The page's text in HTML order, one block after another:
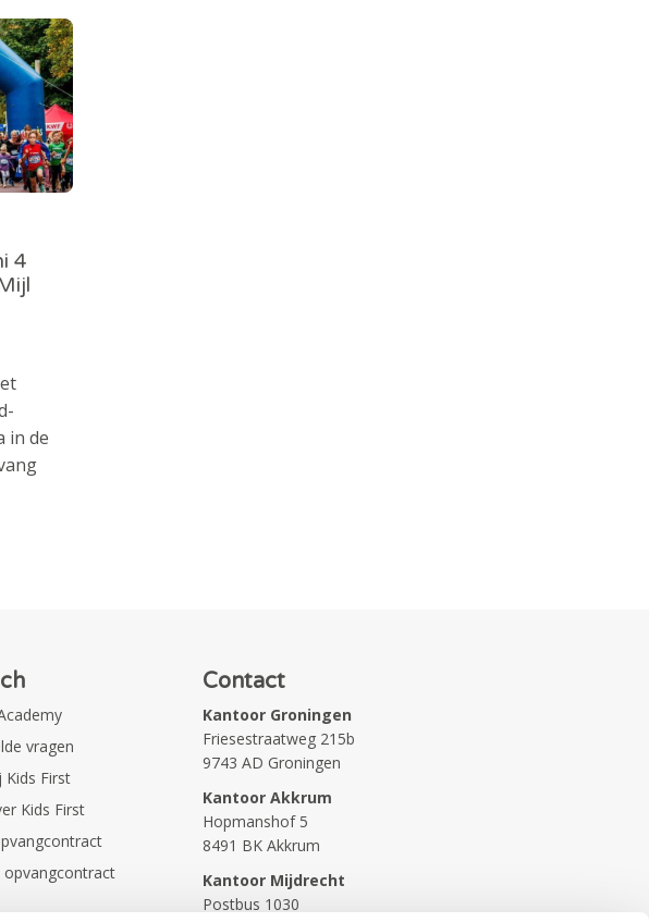
4
in de
vragen
Kids First
Kids First
opvangcontract
Contact
Kantoor Groningen
Friesestraatweg 215b
9743 AD Groningen
Kantoor Akkrum
Hopmanshof 5
8491 BK Akkrum
Kantoor Mijdrecht
Postbus 1030